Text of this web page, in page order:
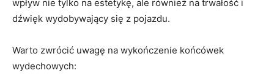
wpływ nie tylko na estetykę, ale również na trwałość i
dźwięk wydobywający się z pojazdu.
Warto zwrócić uwagę na wykończenie końcówek
wydechowych: